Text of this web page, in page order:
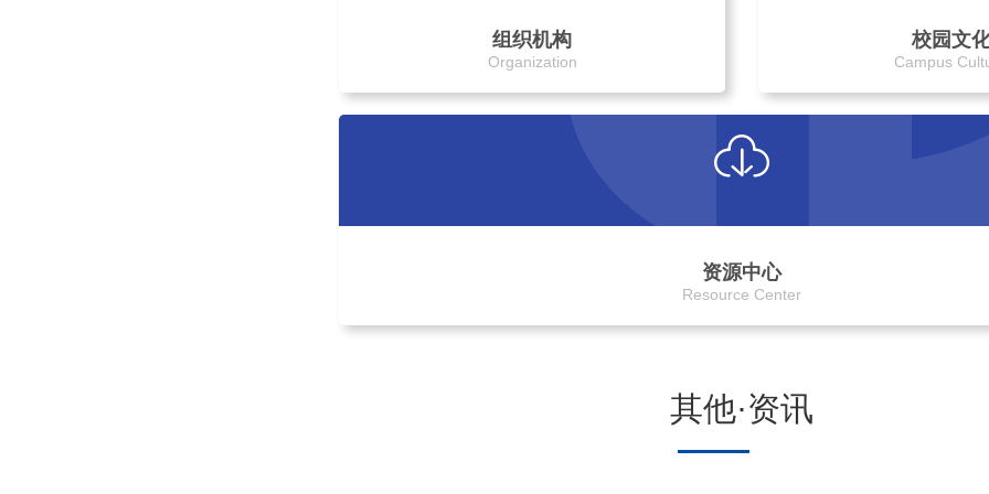
组织机构
Organization
校园文
Campus
资源中心
Resource Center
其他·资讯